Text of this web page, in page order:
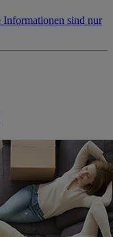
Informationen sind nur